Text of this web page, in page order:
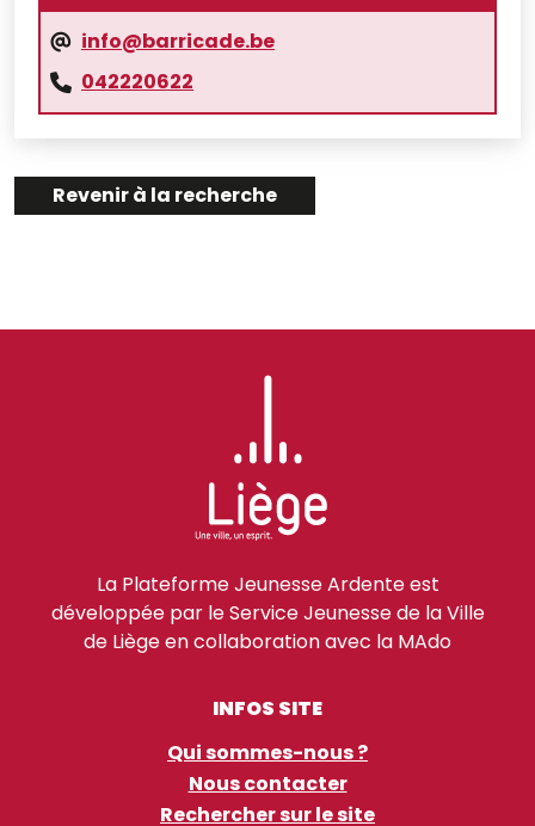
info@barricade.be
042220622
Revenir à la recherche
La Plateforme Jeunesse Ardente est
développée par le Service Jeunesse de la Ville
de Liège en collaboration avec la MAdo
INFOS SITE
Qui sommes-nous ?
Nous contacter
Rechercher sur le site